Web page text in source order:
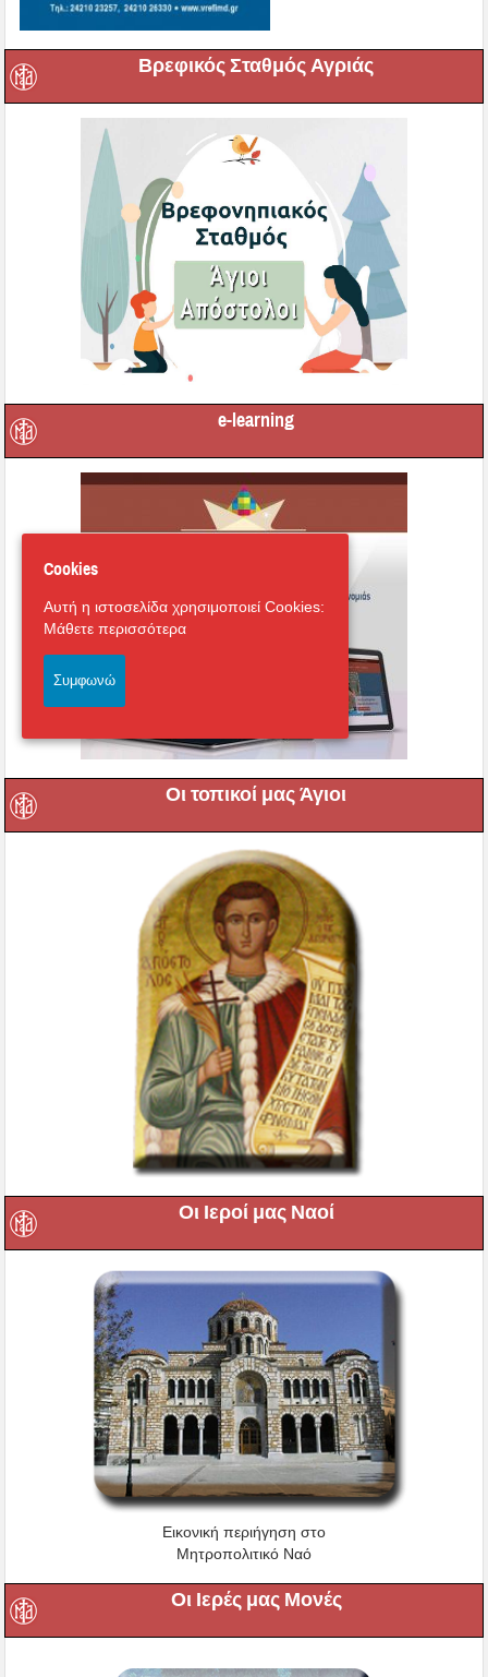
Βρεφικός Σταθμός Αγριάς
e-learning
Οι τοπικοί μας Άγιοι
Οι Ιεροί μας Ναοί
Εικονική περιήγηση στο
Μητροπολιτικό Ναό
Οι Ιερές μας Μονές
Cookies
Αυτή η ιστοσελίδα χρησιμοποιεί Cookies:
Μάθετε περισσότερα
Συμφωνώ